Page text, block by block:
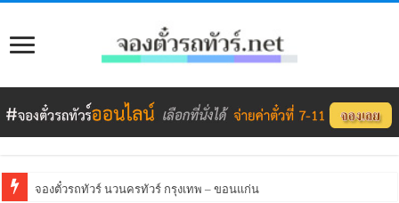
จองตั๋วรถทัวร์ นวนครทัวร์ กรุงเทพ – ขอนแก่น